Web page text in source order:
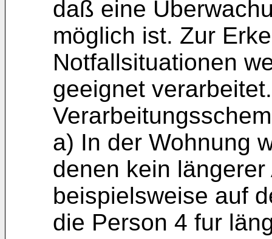
daß eine
möglich ist. Zur
Notfallsituationen
geeignet
a) In der Wohnung
denen kein
beispielsweise auf
die Person 4 fur